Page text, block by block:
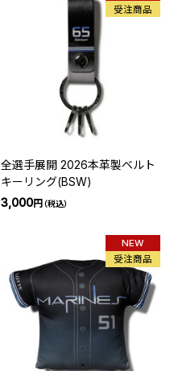
受注商品
全選手展開 2026本革製ベルト
キーリング(BSW)
3,000円（税込）
NEW
受注商品